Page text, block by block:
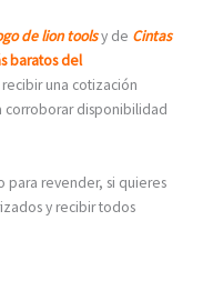
de lion toolsy de Cintas
baratos del
una cotización
corroborar disponibilidad
revender, si quieres
y recibir todos